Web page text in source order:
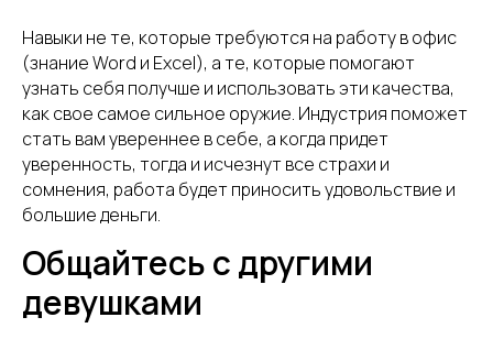
Навыки не те, которые требуются на работу в офис
(знание Word и Excel), а те, которые помогают
узнать себя получше и использовать эти качества,
как свое самое сильное оружие. Индустрия поможет
стать вам увереннее в себе, а когда придет
уверенность, тогда и исчезнут все страхи и
сомнения, работа будет приносить удовольствие и
большие деньги.
Общайтесь с другими
девушками